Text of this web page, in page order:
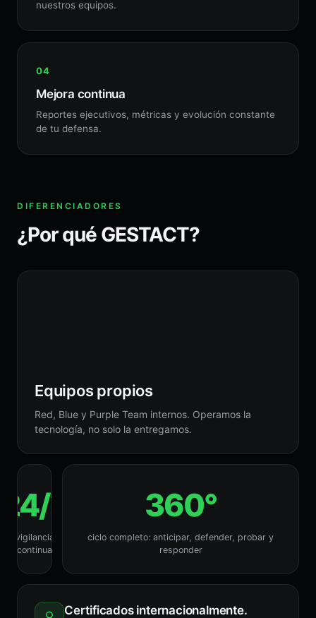
nuestros equipos.
Mejora continua
Reportes ejecutivos, métricas y evolución constante
de tu defensa.
DIFERENCIADORES
¿Por qué GESTACT?
Equipos propios
Red, Blue y Purple Team internos. Operamos la
tecnología, no solo la entregamos.
24/7
vigilancia
continua
360°
ciclo completo: anticipar, defender, probar y
responder
Certificados internacionalmente.